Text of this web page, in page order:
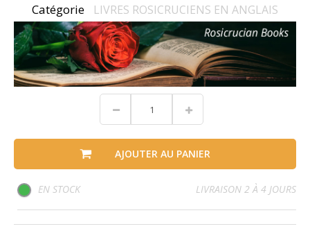
Catégorie LIVRES ROSICRUCIENS EN ANGLAIS
AJOUTER AU PANIER
EN STOCK LIVRAISON 2 À 4 JOURS